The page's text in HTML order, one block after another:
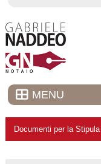
MENU
Documenti per la Stipula